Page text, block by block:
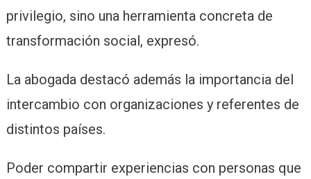
privilegio, sino una herramienta concreta de
transformación social, expresó.
La abogada destacó además la importancia del
intercambio con organizaciones y referentes de
distintos países.
Poder compartir experiencias con personas que